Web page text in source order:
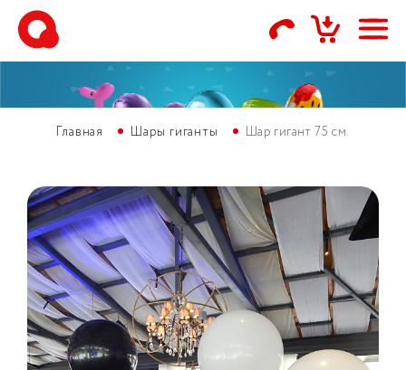
Главная Шары гиганты Шар гигант 75 см.